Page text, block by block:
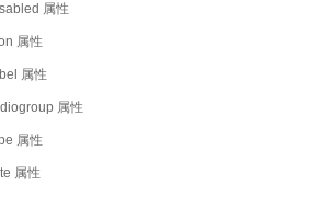
属性
属性
属性
属性
属性
属性